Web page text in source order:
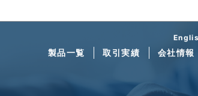
製品一覧 取引実績 会社情報